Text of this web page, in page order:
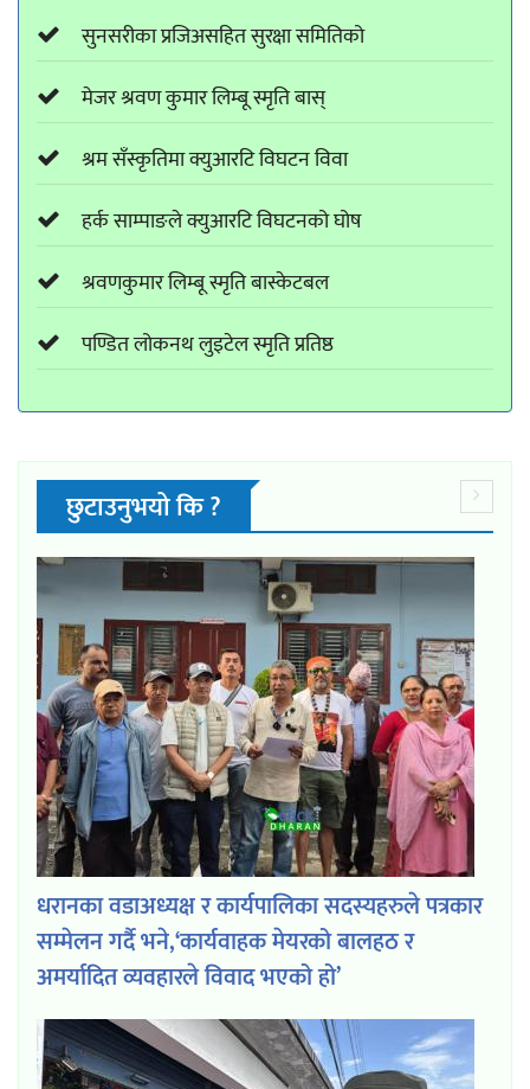
सुनसरीका प्रजिअसहित सुरक्षा समितिको
मेजर श्रवण कुमार लिम्बू स्मृति बास्
श्रम सँस्कृतिमा क्युआरटि विघटन विवा
हर्क साम्पाङले क्युआरटि विघटनको घोष
श्रवणकुमार लिम्बू स्मृति बास्केटबल
पण्डित लोकनथ लुइटेल स्मृति प्रतिष्ठ
छुटाउनुभयो कि ?
धरानका वडाअध्यक्ष र कार्यपालिका सदस्यहरुले पत्रकार
सम्मेलन गर्दै भने,‘कार्यवाहक मेयरको बालहठ र
अमर्यादित व्यवहारले विवाद भएको हो’